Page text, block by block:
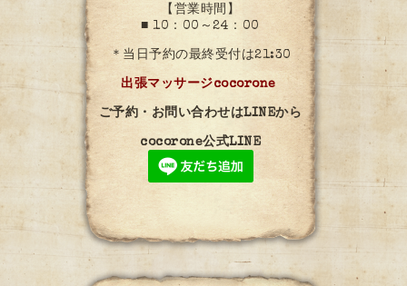
【営業時間】
■ 10：00～24：00
＊当日予約の最終受付は21:30
出張マッサージcocorone
ご予約・お問い合わせはLINEから
cocorone公式LINE